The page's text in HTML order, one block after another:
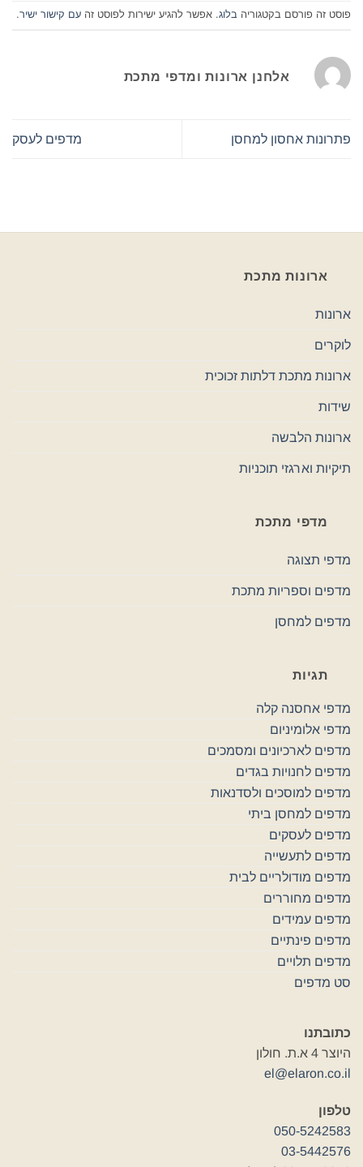
פוסט זה פורסם בקטגוריה בלוג. אפשר להגיע ישירות לפוסט זה עם קישור ישיר.
אלחנן ארונות ומדפי מתכת
פתרונות אחסון למחסן מדפים לעסק
ארונות מתכת
ארונות
לוקרים
ארונות מתכת דלתות זכוכית
שידות
ארונות הלבשה
תיקיות וארגזי תוכניות
מדפי מתכת
מדפי תצוגה
מדפים וספריות מתכת
מדפים למחסן
תגיות
מדפי אחסנה קלה
מדפי אלומיניום
מדפים לארכיונים ומסמכים
מדפים לחנויות בגדים
מדפים למוסכים ולסדנאות
מדפים למחסן ביתי
מדפים לעסקים
מדפים לתעשייה
מדפים מודולריים לבית
מדפים מחוררים
מדפים עמידים
מדפים פינתיים
מדפים תלויים
סט מדפים
כתובתנו
היוצר 4 א.ת. חולון
el@elaron.co.il
טלפון
050-5242583
03-5442576